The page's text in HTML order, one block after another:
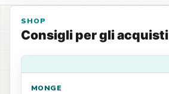
SHOP
Consigli per gli acquisti
MONGE